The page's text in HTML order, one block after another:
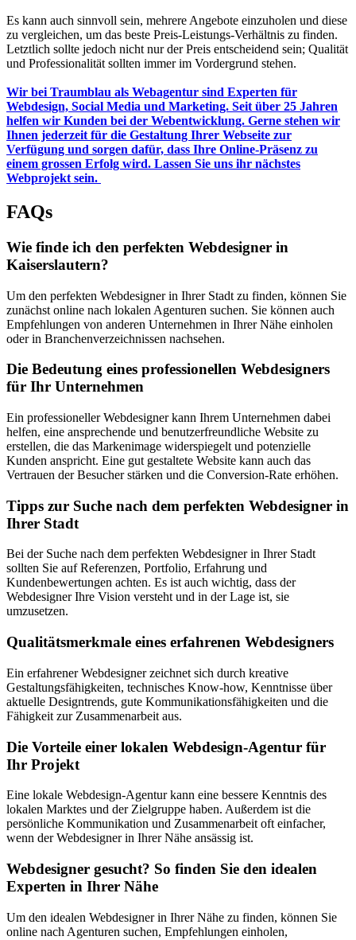
Es kann auch sinnvoll sein, mehrere Angebote einzuholen und diese
zu vergleichen, um das beste Preis-Leistungs-Verhältnis zu finden.
Letztlich sollte jedoch nicht nur der Preis entscheidend sein; Qualität
und Professionalität sollten immer im Vordergrund stehen.
Wir bei Traumblau als Webagentur sind Experten für
Webdesign, Social Media und Marketing. Seit über 25 Jahren
helfen wir Kunden bei der Webentwicklung. Gerne stehen wir
Ihnen jederzeit für die Gestaltung Ihrer Webseite zur
Verfügung und sorgen dafür, dass Ihre Online-Präsenz zu
einem grossen Erfolg wird. Lassen Sie uns ihr nächstes
Webprojekt sein.
FAQs
Wie finde ich den perfekten Webdesigner in
Kaiserslautern?
Um den perfekten Webdesigner in Ihrer Stadt zu finden, können Sie
zunächst online nach lokalen Agenturen suchen. Sie können auch
Empfehlungen von anderen Unternehmen in Ihrer Nähe einholen
oder in Branchenverzeichnissen nachsehen.
Die Bedeutung eines professionellen Webdesigners
für Ihr Unternehmen
Ein professioneller Webdesigner kann Ihrem Unternehmen dabei
helfen, eine ansprechende und benutzerfreundliche Website zu
erstellen, die das Markenimage widerspiegelt und potenzielle
Kunden anspricht. Eine gut gestaltete Website kann auch das
Vertrauen der Besucher stärken und die Conversion-Rate erhöhen.
Tipps zur Suche nach dem perfekten Webdesigner in
Ihrer Stadt
Bei der Suche nach dem perfekten Webdesigner in Ihrer Stadt
sollten Sie auf Referenzen, Portfolio, Erfahrung und
Kundenbewertungen achten. Es ist auch wichtig, dass der
Webdesigner Ihre Vision versteht und in der Lage ist, sie
umzusetzen.
Qualitätsmerkmale eines erfahrenen Webdesigners
Ein erfahrener Webdesigner zeichnet sich durch kreative
Gestaltungsfähigkeiten, technisches Know-how, Kenntnisse über
aktuelle Designtrends, gute Kommunikationsfähigkeiten und die
Fähigkeit zur Zusammenarbeit aus.
Die Vorteile einer lokalen Webdesign-Agentur für
Ihr Projekt
Eine lokale Webdesign-Agentur kann eine bessere Kenntnis des
lokalen Marktes und der Zielgruppe haben. Außerdem ist die
persönliche Kommunikation und Zusammenarbeit oft einfacher,
wenn der Webdesigner in Ihrer Nähe ansässig ist.
Webdesigner gesucht? So finden Sie den idealen
Experten in Ihrer Nähe
Um den idealen Webdesigner in Ihrer Nähe zu finden, können Sie
online nach Agenturen suchen, Empfehlungen einholen,